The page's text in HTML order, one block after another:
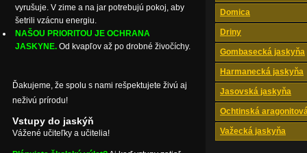
Domica
Driny
Gombasecká jaskyňa
Harmanecká jaskyňa
Jasovská jaskyňa
Ochtinská
Važecká jaskyňa
vyrušuje. V zime a na jar potrebujú pokoj, aby
šetrili vzácnu energiu.
NAŠOU PRIORITOU JE OCHRANA
JASKYNE. Od kvapľov až po drobné živočíchy.
Ďakujeme, že spolu s nami rešpektujete živú aj
neživú prírodu!
Vstupy do jaskýň
Vážené učiteľky a učitelia!